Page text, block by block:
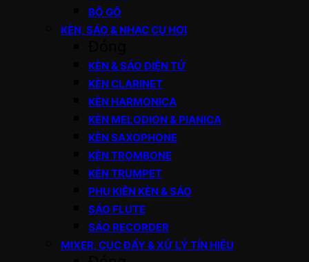
BỘ GÕ
KÈN, SÁO & NHẠC CỤ HƠI
KÈN & SÁO ĐIỆN TỬ
KÈN CLARINET
KÈN HARMONICA
KÈN MELODION & PIANICA
KÈN SAXOPHONE
KÈN TROMBONE
KÈN TRUMPET
PHỤ KIỆN KÈN & SÁO
SÁO FLUTE
SÁO RECORDER
MIXER, CỤC ĐẨY & XỬ LÝ TÍN HIỆU